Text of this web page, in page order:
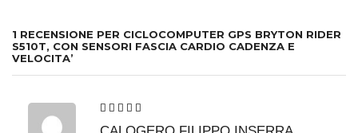
1 RECENSIONE PER CICLOCOMPUTER GPS BRYTON RIDER
S510T, CON SENSORI FASCIA CARDIO CADENZA E
VELOCITA’